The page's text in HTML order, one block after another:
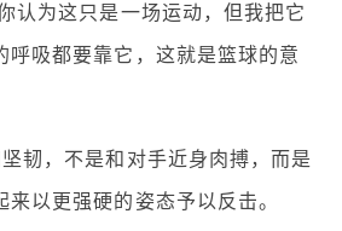
认为这只是一场运动，但我把它
呼吸都要靠它，这就是篮球的意
韧，不是和对手近身肉搏，而是
以更强硬的姿态予以反击。